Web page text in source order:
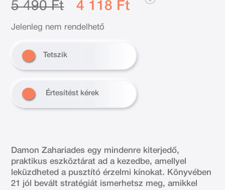
5 490 Ft 4 118 Ft
Jelenleg nem rendelhető
Tetszik
Értesítést kérek
Damon Zahariades egy mindenre kiterjedő,
praktikus eszköztárat ad a kezedbe, amellyel
leküzdheted a pusztító érzelmi kínokat. Könyvében
21 jól bevált stratégiát ismerhetsz meg, amikkel